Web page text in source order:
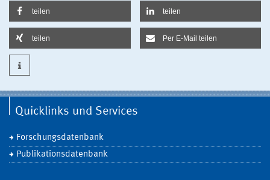
teilen teilen
teilen Per E-Mail teilen
Quicklinks und Services
Forschungsdatenbank
Publikationsdatenbank